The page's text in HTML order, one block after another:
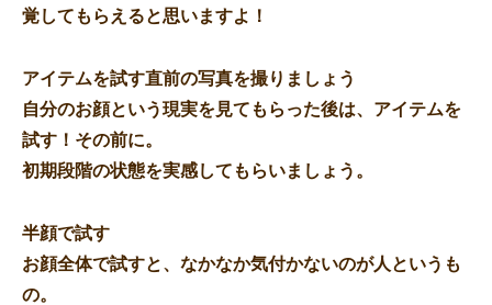
覚してもらえると思いますよ！
アイテムを試す直前の写真を撮りましょう
自分のお顔という現実を見てもらった後は、アイテムを
試す！その前に。
初期段階の状態を実感してもらいましょう。
半顔で試す
お顔全体で試すと、なかなか気付かないのが人というも
の。